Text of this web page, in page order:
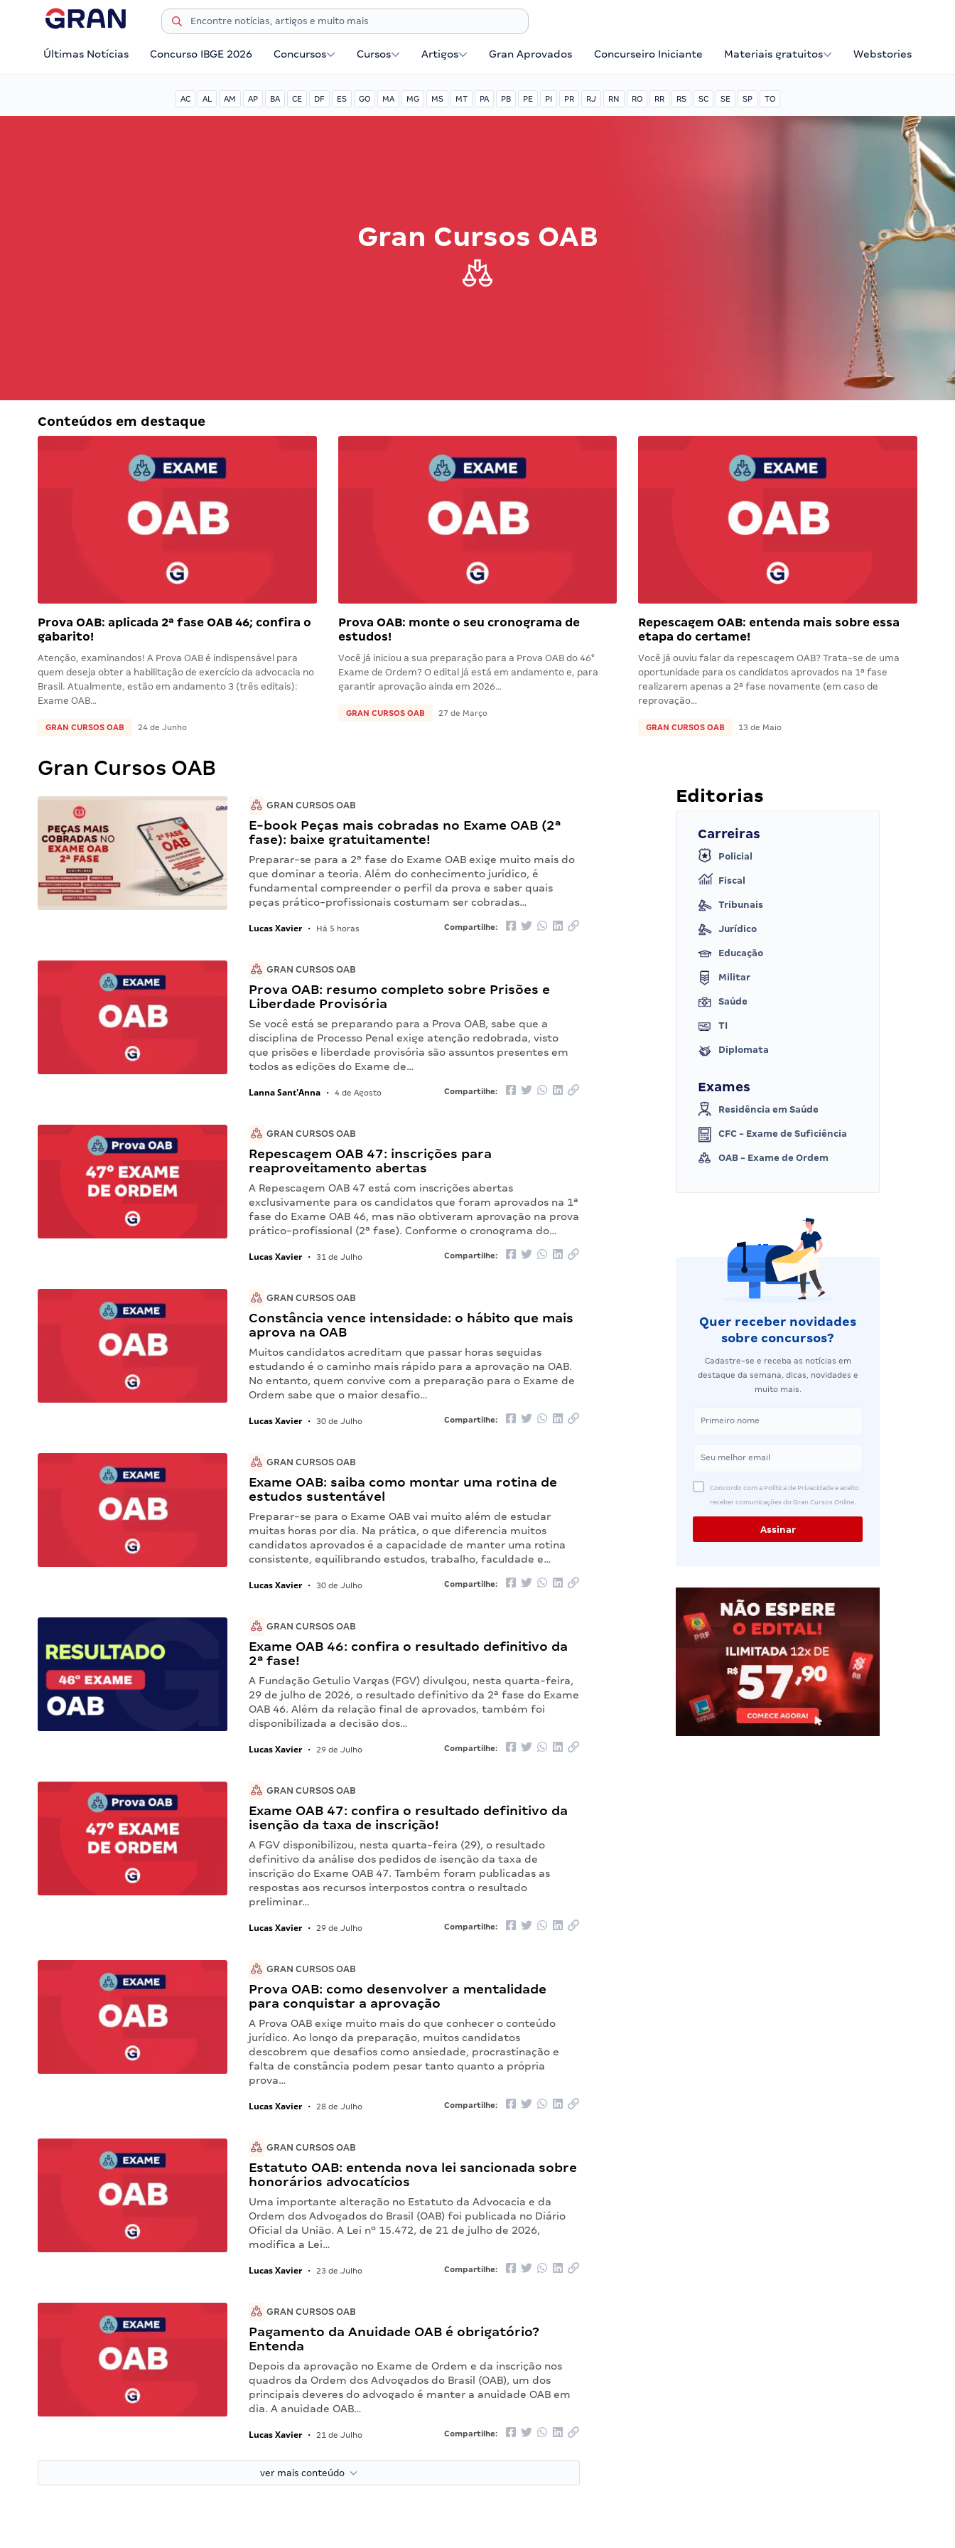
Últimas Notícias Concurso IBGE 2026 Concursos Cursos Artigos Gran Aprovados Concurseiro Iniciante Materiais gratuitos Webstories
AC AL AM AP BA CE DF ES GO MA MG MS MT PA PB PE PI PR RJ RN RO RR RS SC SE SP TO
Gran Cursos OAB
Conteúdos em destaque
Prova OAB: aplicada 2ª fase OAB 46; confira o
gabarito!
Atenção, examinandos! A Prova OAB é indispensável para
quem deseja obter a habilitação de exercício da advocacia no
Brasil. Atualmente, estão em andamento 3 (três editais):
Exame OAB…
GRAN CURSOS OAB 24 de Junho
Prova OAB: monte o seu cronograma de
estudos!
Você já iniciou a sua preparação para a Prova OAB do 46°
Exame de Ordem? O edital já está em andamento e, para
garantir aprovação ainda em 2026…
GRAN CURSOS OAB 27 de Março
Repescagem OAB: entenda mais sobre essa
etapa do certame!
Você já ouviu falar da repescagem OAB? Trata-se de uma
oportunidade para os candidatos aprovados na 1ª fase
realizarem apenas a 2ª fase novamente (em caso de
reprovação…
GRAN CURSOS OAB 13 de Maio
Gran Cursos OAB
GRAN CURSOS OAB
E-book Peças mais cobradas no Exame OAB (2ª
fase): baixe gratuitamente!
Preparar-se para a 2ª fase do Exame OAB exige muito mais do
que dominar a teoria. Além do conhecimento jurídico, é
fundamental compreender o perfil da prova e saber quais
peças prático-profissionais costumam ser cobradas…
Lucas Xavier • Há 5 horas Compartilhe:
GRAN CURSOS OAB
Prova OAB: resumo completo sobre Prisões e
Liberdade Provisória
Se você está se preparando para a Prova OAB, sabe que a
disciplina de Processo Penal exige atenção redobrada, visto
que prisões e liberdade provisória são assuntos presentes em
todos as edições do Exame de…
Lanna Sant'Anna • 4 de Agosto Compartilhe:
GRAN CURSOS OAB
Repescagem OAB 47: inscrições para
reaproveitamento abertas
A Repescagem OAB 47 está com inscrições abertas
exclusivamente para os candidatos que foram aprovados na 1ª
fase do Exame OAB 46, mas não obtiveram aprovação na prova
prático-profissional (2ª fase). Conforme o cronograma do…
Lucas Xavier • 31 de Julho Compartilhe:
GRAN CURSOS OAB
Constância vence intensidade: o hábito que mais
aprova na OAB
Muitos candidatos acreditam que passar horas seguidas
estudando é o caminho mais rápido para a aprovação na OAB.
No entanto, quem convive com a preparação para o Exame de
Ordem sabe que o maior desafio…
Lucas Xavier • 30 de Julho Compartilhe:
GRAN CURSOS OAB
Exame OAB: saiba como montar uma rotina de
estudos sustentável
Preparar-se para o Exame OAB vai muito além de estudar
muitas horas por dia. Na prática, o que diferencia muitos
candidatos aprovados é a capacidade de manter uma rotina
consistente, equilibrando estudos, trabalho, faculdade e…
Lucas Xavier • 30 de Julho Compartilhe:
GRAN CURSOS OAB
Exame OAB 46: confira o resultado definitivo da
2ª fase!
A Fundação Getulio Vargas (FGV) divulgou, nesta quarta-feira,
29 de julho de 2026, o resultado definitivo da 2ª fase do Exame
OAB 46. Além da relação final de aprovados, também foi
disponibilizada a decisão dos…
Lucas Xavier • 29 de Julho Compartilhe:
GRAN CURSOS OAB
Exame OAB 47: confira o resultado definitivo da
isenção da taxa de inscrição!
A FGV disponibilizou, nesta quarta-feira (29), o resultado
definitivo da análise dos pedidos de isenção da taxa de
inscrição do Exame OAB 47. Também foram publicadas as
respostas aos recursos interpostos contra o resultado
preliminar…
Lucas Xavier • 29 de Julho Compartilhe:
GRAN CURSOS OAB
Prova OAB: como desenvolver a mentalidade
para conquistar a aprovação
A Prova OAB exige muito mais do que conhecer o conteúdo
jurídico. Ao longo da preparação, muitos candidatos
descobrem que desafios como ansiedade, procrastinação e
falta de constância podem pesar tanto quanto a própria
prova…
Lucas Xavier • 28 de Julho Compartilhe:
GRAN CURSOS OAB
Estatuto OAB: entenda nova lei sancionada sobre
honorários advocatícios
Uma importante alteração no Estatuto da Advocacia e da
Ordem dos Advogados do Brasil (OAB) foi publicada no Diário
Oficial da União. A Lei nº 15.472, de 21 de julho de 2026,
modifica a Lei…
Lucas Xavier • 23 de Julho Compartilhe:
GRAN CURSOS OAB
Pagamento da Anuidade OAB é obrigatório?
Entenda
Depois da aprovação no Exame de Ordem e da inscrição nos
quadros da Ordem dos Advogados do Brasil (OAB), um dos
principais deveres do advogado é manter a anuidade OAB em
dia. A anuidade OAB…
Lucas Xavier • 21 de Julho Compartilhe:
ver mais conteúdo
Editorias
Carreiras
Policial
Fiscal
Tribunais
Jurídico
Educação
Militar
Saúde
TI
Diplomata
Exames
Residência em Saúde
CFC - Exame de Suficiência
OAB - Exame de Ordem
Quer receber novidades
sobre concursos?
Cadastre-se e receba as notícias em
destaque da semana, dicas, novidades e
muito mais.
Concordo com a Política de Privacidade e aceito
receber comunicações do Gran Cursos Online.